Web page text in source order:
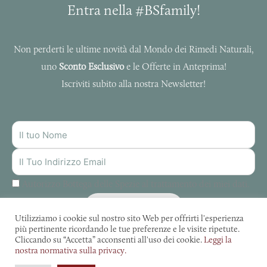
Entra nella #BSfamily!
Non perderti le ultime novità dal Mondo dei Rimedi Naturali,
uno Sconto Esclusivoe le Offerte in Anteprima!
Iscriviti subito alla nostra Newsletter!
NOME
INDIRIZZO
MAIL
Utilizziamo i cookie sul nostro sito Web per offrirti l'esperienza
più pertinente ricordando le tue preferenze e le visite ripetute.
Cliccando su “Accetta” acconsenti all'uso dei cookie.Leggi la
nostra normativa sulla privacy.